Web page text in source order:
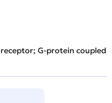
receptor; G-protein coupled